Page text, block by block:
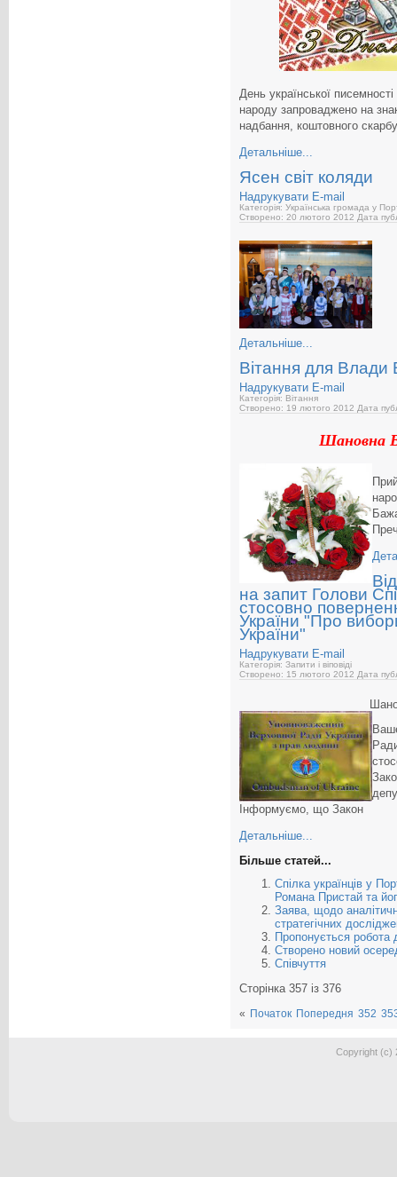
День української
народу запроваджено на
надбання, коштовного
Детальніше...
Ясен світ коляди
Надрукувати E-mail
Категорія: Українська громада у
Створено: 20 лютого 2012 Дата
Детальніше...
Вітання для Влади
Надрукувати E-mail
Категорія: Вітання
Створено: 19 лютого 2012 Дата
Шановна
на запит Голови
стосовно
України "Про
України"
Надрукувати E-mail
Категорія: Запити і віповіді
Створено: 15 лютого 2012 Дата
Інформуємо, що Закон
Детальніше...
Більше статей...
Спілка українців у
Романа Пристай та
Заява, щодо
стратегічних
Пропонується робота
Створено новий
Співчуття
Сторінка 357 із 376
« Початок Попередня 352
Copyright (c)